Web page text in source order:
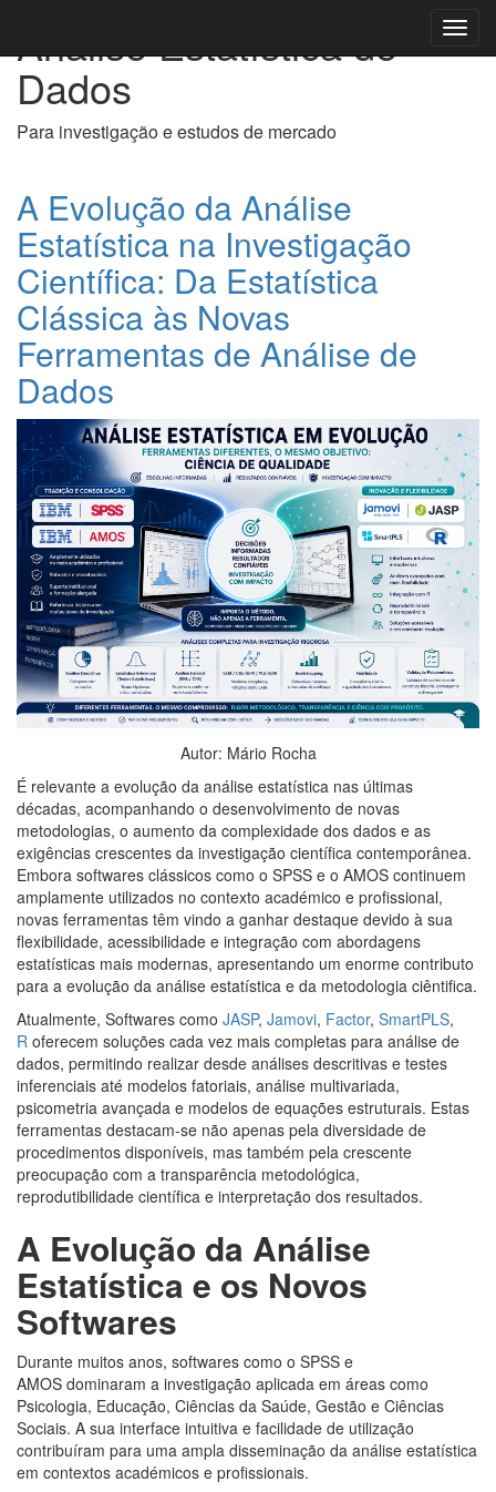
Análise Estatística de
Dados
Para investigação e estudos de mercado
A Evolução da Análise
Estatística na Investigação
Científica: Da Estatística
Clássica às Novas
Ferramentas de Análise de
Dados
Autor: Mário Rocha
É relevante a evolução da análise estatística nas últimas
décadas, acompanhando o desenvolvimento de novas
metodologias, o aumento da complexidade dos dados e as
exigências crescentes da investigação científica contemporânea.
Embora softwares clássicos como o SPSS e o AMOS continuem
amplamente utilizados no contexto académico e profissional,
novas ferramentas têm vindo a ganhar destaque devido à sua
flexibilidade, acessibilidade e integração com abordagens
estatísticas mais modernas, apresentando um enorme contributo
para a evolução da análise estatística e da metodologia ciêntifica.
Atualmente, Softwares como JASP, Jamovi, Factor, SmartPLS,
R oferecem soluções cada vez mais completas para análise de
dados, permitindo realizar desde análises descritivas e testes
inferenciais até modelos fatoriais, análise multivariada,
psicometria avançada e modelos de equações estruturais. Estas
ferramentas destacam-se não apenas pela diversidade de
procedimentos disponíveis, mas também pela crescente
preocupação com a transparência metodológica,
reprodutibilidade científica e interpretação dos resultados.
A Evolução da Análise
Estatística e os Novos
Softwares
Durante muitos anos, softwares como o SPSS e
AMOS dominaram a investigação aplicada em áreas como
Psicologia, Educação, Ciências da Saúde, Gestão e Ciências
Sociais. A sua interface intuitiva e facilidade de utilização
contribuíram para uma ampla disseminação da análise estatística
em contextos académicos e profissionais.